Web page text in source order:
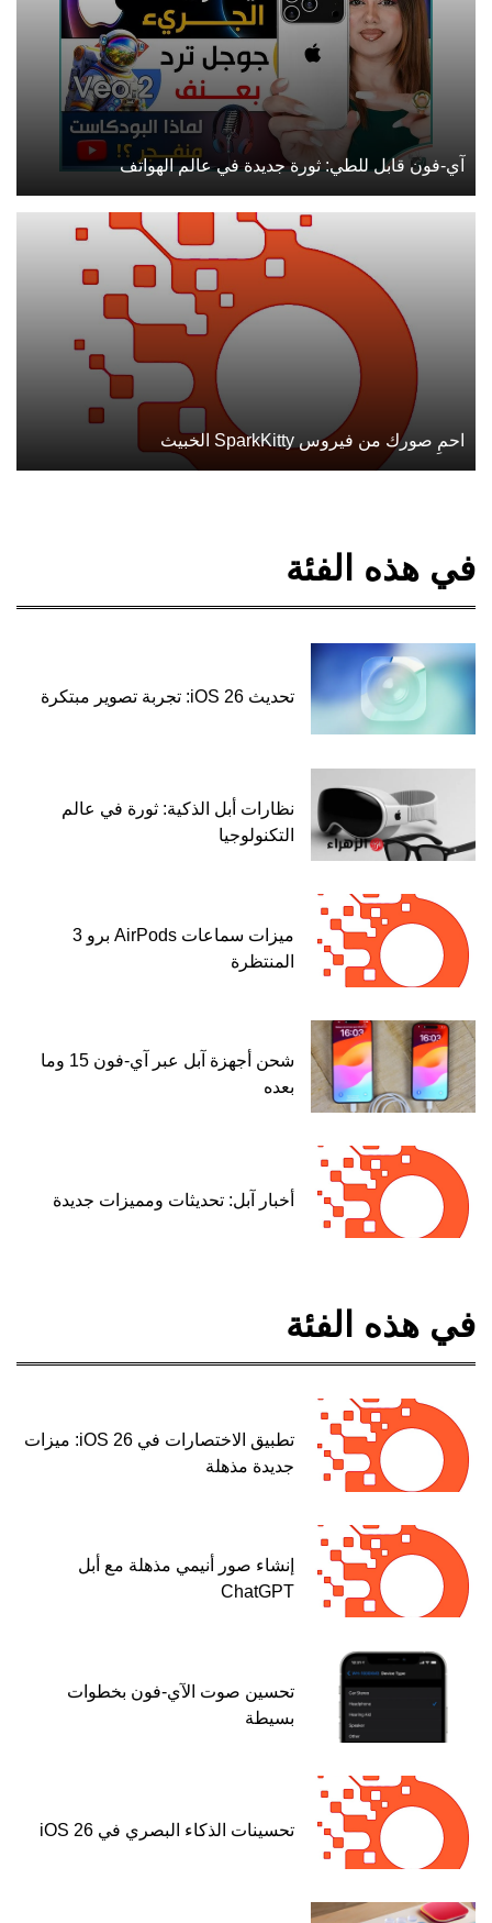
آي-فون قابل للطي: ثورة جديدة في عالم الهواتف
احمِ صورك من فيروس SparkKitty الخبيث
في هذه الفئة
تحديث iOS 26: تجربة تصوير مبتكرة
نظارات أبل الذكية: ثورة في عالم
التكنولوجيا
ميزات سماعات AirPods برو 3
المنتظرة
شحن أجهزة آبل عبر آي-فون 15 وما
بعده
أخبار آبل: تحديثات ومميزات جديدة
في هذه الفئة
تطبيق الاختصارات في iOS 26: ميزات
جديدة مذهلة
إنشاء صور أنيمي مذهلة مع أبل
ChatGPT
تحسين صوت الآي-فون بخطوات
بسيطة
تحسينات الذكاء البصري في iOS 26